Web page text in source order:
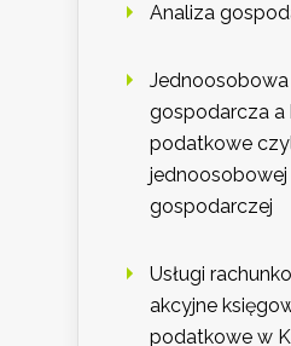
Analiza
Jednoosobowa
gospodarcza a
podatkowe
jednoosobowej
gospodarczej
Usługi
akcyjne
podatkowe w